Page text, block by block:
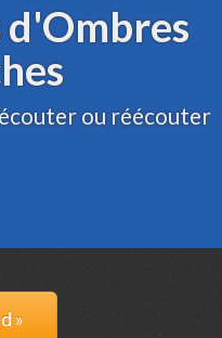
d'Ombres
ou réécouter
»